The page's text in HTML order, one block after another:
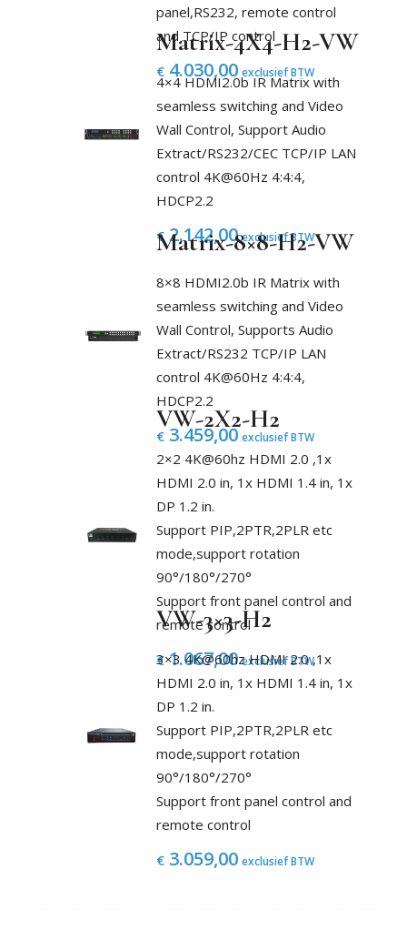
panel,RS232, remote control
and TCP/IP control
€4.030,00 exclusief BTW
Matrix-4X4-H2-VW
4×4 HDMI2.0b IR Matrix with
seamless switching and Video
Wall Control, Support Audio
Extract/RS232/CEC TCP/IP LAN
control 4K@60Hz 4:4:4,
HDCP2.2
€2.142,00 exclusief BTW
Matrix-8×8-H2-VW
8×8 HDMI2.0b IR Matrix with
seamless switching and Video
Wall Control, Supports Audio
Extract/RS232 TCP/IP LAN
control 4K@60Hz 4:4:4,
HDCP2.2
€3.459,00 exclusief BTW
VW-2X2-H2
2×2 4K@60hz HDMI 2.0 ,1x
HDMI 2.0 in, 1x HDMI 1.4 in, 1x
DP 1.2 in.
Support PIP,2PTR,2PLR etc
mode,support rotation
90°/180°/270°
Support front panel control and
remote control
€1.067,00 exclusief BTW
VW-3×3-H2
3×3 4K@60hz HDMI 2.0 ,1x
HDMI 2.0 in, 1x HDMI 1.4 in, 1x
DP 1.2 in.
Support PIP,2PTR,2PLR etc
mode,support rotation
90°/180°/270°
Support front panel control and
remote control
€3.059,00 exclusief BTW